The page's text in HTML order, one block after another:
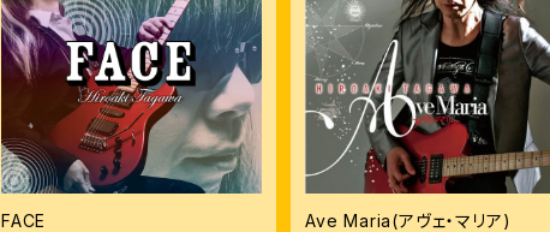
FACE
Ave Maria(アヴェ・マリア)